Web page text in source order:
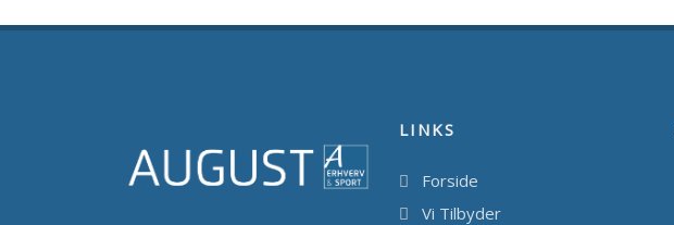
LINKS
Forside
Vi Tilbyder